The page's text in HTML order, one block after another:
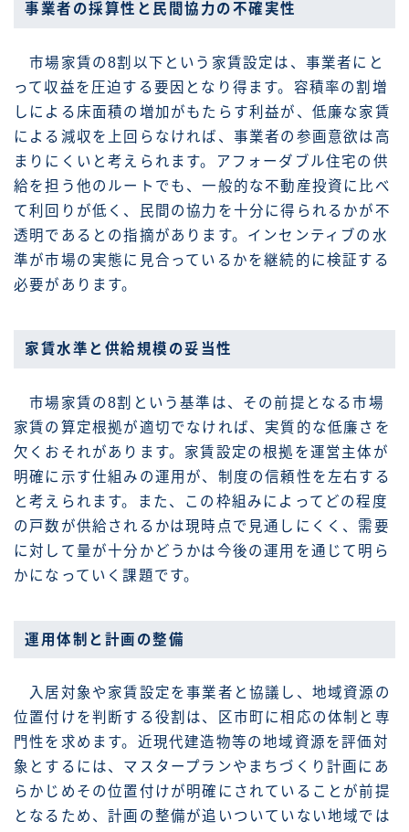
事業者の採算性と民間協力の不確実性
市場家賃の8割以下という家賃設定は、事業者にと
って収益を圧迫する要因となり得ます。容積率の割増
しによる床面積の増加がもたらす利益が、低廉な家賃
による減収を上回らなければ、事業者の参画意欲は高
まりにくいと考えられます。アフォーダブル住宅の供
給を担う他のルートでも、一般的な不動産投資に比べ
て利回りが低く、民間の協力を十分に得られるかが不
透明であるとの指摘があります。インセンティブの水
準が市場の実態に見合っているかを継続的に検証する
必要があります。
家賃水準と供給規模の妥当性
市場家賃の8割という基準は、その前提となる市場
家賃の算定根拠が適切でなければ、実質的な低廉さを
欠くおそれがあります。家賃設定の根拠を運営主体が
明確に示す仕組みの運用が、制度の信頼性を左右する
と考えられます。また、この枠組みによってどの程度
の戸数が供給されるかは現時点で見通しにくく、需要
に対して量が十分かどうかは今後の運用を通じて明ら
かになっていく課題です。
運用体制と計画の整備
入居対象や家賃設定を事業者と協議し、地域資源の
位置付けを判断する役割は、区市町に相応の体制と専
門性を求めます。近現代建造物等の地域資源を評価対
象とするには、マスタープランやまちづくり計画にあ
らかじめその位置付けが明確にされていることが前提
となるため、計画の整備が追いついていない地域では